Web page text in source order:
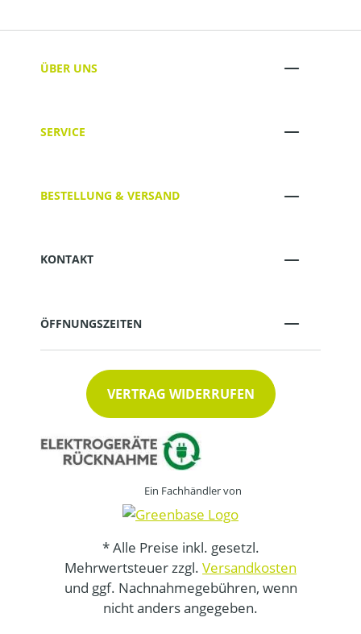
ÜBER UNS
SERVICE
BESTELLUNG & VERSAND
KONTAKT
ÖFFNUNGSZEITEN
VERTRAG WIDERRUFEN
Ein Fachhändler von
* Alle Preise inkl. gesetzl.
Mehrwertsteuer zzgl. Versandkosten
und ggf. Nachnahmegebühren, wenn
nicht anders angegeben.